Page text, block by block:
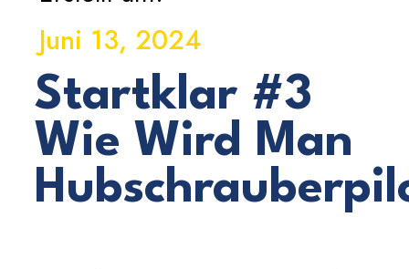
Juni 13, 2024
Startklar #3
Wie Wird Man